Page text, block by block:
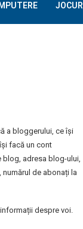
JOCURI
a bloggerului, ce își
facă un cont
blog, adresa blog-ului,
de abonați la
despre voi.